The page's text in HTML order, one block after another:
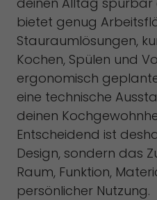
bietet genug
Stauraumlösungen,
Kochen, Spülen und
ergonomisch
eine technische
deinen
Entscheidend ist
Design, sondern das
Raum, Funktion,
persönlicher Nutzung.